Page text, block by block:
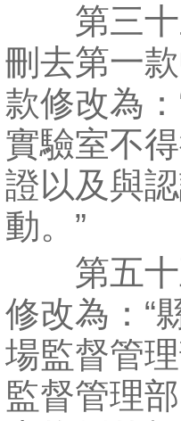
第三十
刪去第一
款修改為
實驗室不
證以及與
動。”
第五十
修改為：“
場監督管
監督管理